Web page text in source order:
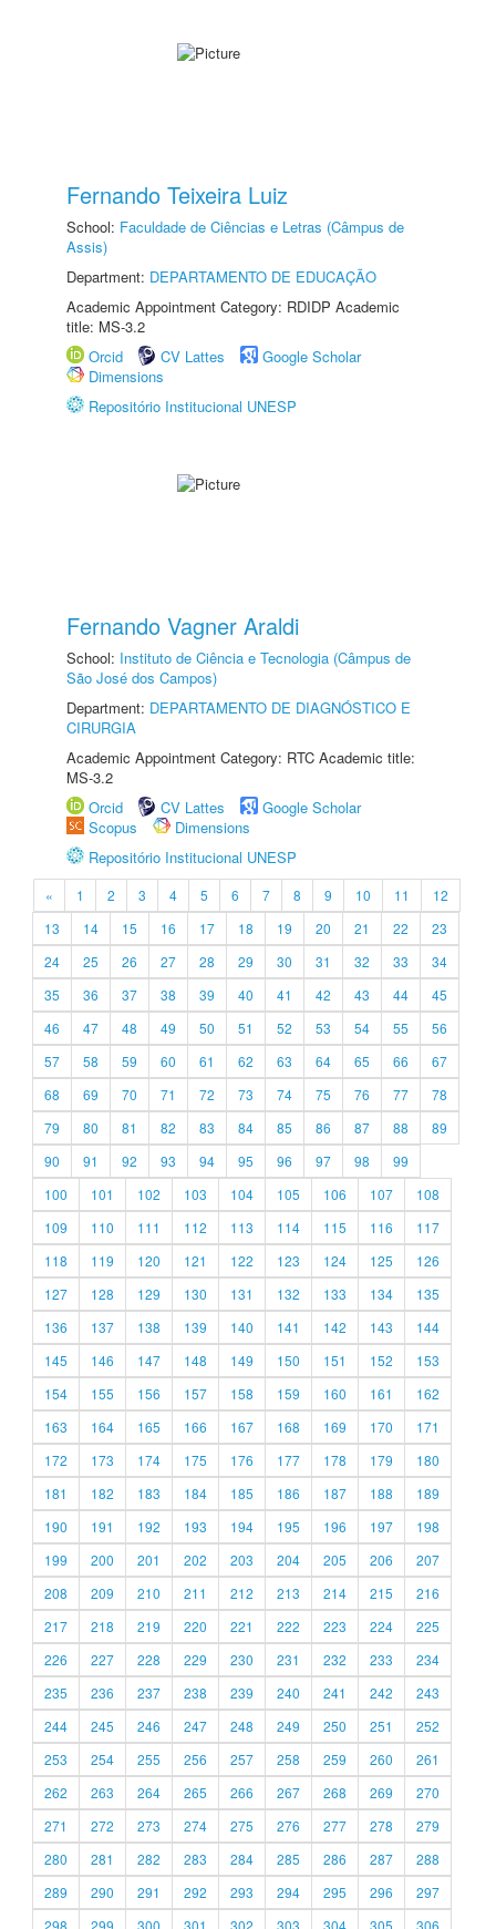
Fernando Teixeira Luiz
School: Faculdade de Ciências e Letras (Câmpus de
Assis)
Department: DEPARTAMENTO DE EDUCAÇÃO
Academic Appointment Category: RDIDP Academic
title: MS-3.2
Orcid
CV Lattes
Google Scholar
Dimensions
Repositório Institucional UNESP
Fernando Vagner Araldi
School: Instituto de Ciência e Tecnologia (Câmpus de
São José dos Campos)
Department: DEPARTAMENTO DE DIAGNÓSTICO E
CIRURGIA
Academic Appointment Category: RTC Academic title:
MS-3.2
Orcid
CV Lattes
Google Scholar
Scopus
Dimensions
Repositório Institucional UNESP
« 1 2 3 4 5 6 7 8 9 10 11
12
13
14 15 16 17 18 19 20 21 22
23
24
25 26 27 28 29 30 31 32 33
34
35
36 37 38 39 40 41 42 43 44
45
46
47 48 49 50 51 52 53 54 55
56
57
58 59 60 61 62 63 64 65 66
67
68
69 70 71 72 73 74 75 76 77
78
79
80 81 82 83 84 85 86 87 88
89
90
91 92 93 94 95 96 97 98
99
100
101 102 103 104 105 106 107
108
109
110 111 112 113 114 115 116
117
118
119 120 121 122 123 124 125
126
127
128 129 130 131 132 133 134
135
136
137 138 139 140 141 142 143
144
145
146 147 148 149 150 151 152
153
154
155 156 157 158 159 160 161
162
163
164 165 166 167 168 169 170
171
172
173 174 175 176 177 178 179
180
181
182 183 184 185 186 187 188
189
190
191 192 193 194 195 196 197
198
199
200 201 202 203 204 205 206
207
208
209 210 211 212 213 214 215
216
217
218 219 220 221 222 223 224
225
226
227 228 229 230 231 232 233
234
235
236 237 238 239 240 241 242
243
244
245 246 247 248 249 250 251
252
253
254 255 256 257 258 259 260
261
262
263 264 265 266 267 268 269
270
271
272 273 274 275 276 277 278
279
280
281 282 283 284 285 286 287
288
289
290 291 292 293 294 295 296
297
298
299 300 301 302 303 304 305 306